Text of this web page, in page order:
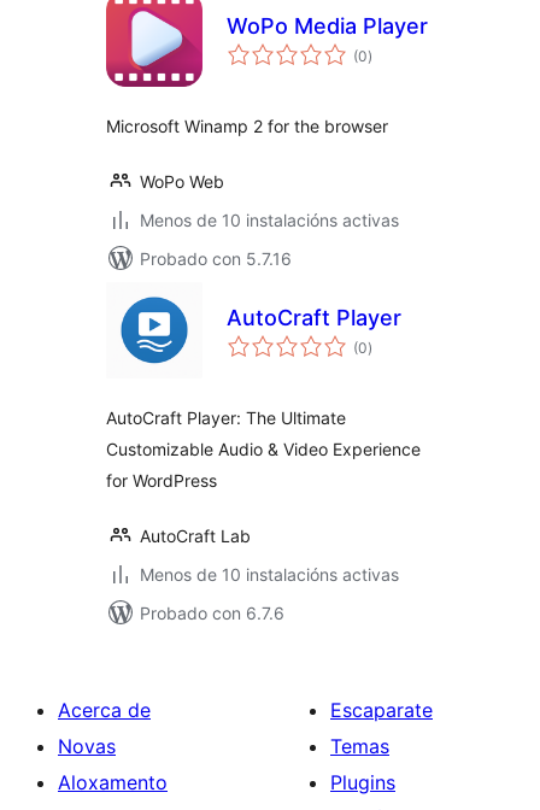
WoPo Media Player
(0valoracións
totais
)
Microsoft Winamp 2 for the browser
WoPo Web
Menos de 10 instalacións activas
Probado con 5.7.16
AutoCraft Player
(0valoracións
totais
)
AutoCraft Player: The Ultimate
Customizable Audio & Video Experience
for WordPress
AutoCraft Lab
Menos de 10 instalacións activas
Probado con 6.7.6
Acerca de
Novas
Aloxamento
Escaparate
Temas
Plugins